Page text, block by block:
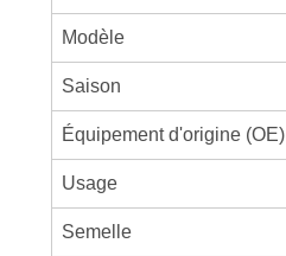
Modèle
Saison
Équipement d'origine (OE)
Usage
Semelle